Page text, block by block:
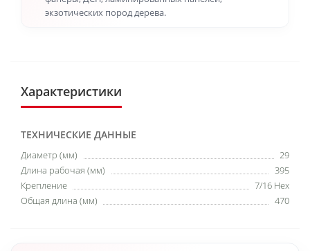
экзотических пород дерева.
Характеристики
ТЕХНИЧЕСКИЕ ДАННЫЕ
Диаметр (мм)
29
Длина рабочая (мм)
395
Крепление
7/16 Hex
Общая длина (мм)
470